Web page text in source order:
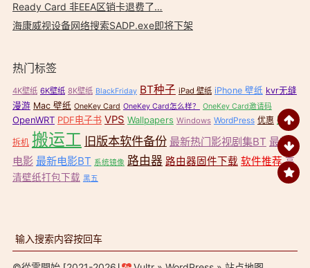
Ready Card 非EEA区销卡退费了…
海康威视设备网络搜索SADP.exe即将下架
热门标签
4K壁纸 6K壁纸 8K壁纸 BlackFriday BT种子 iPad 壁纸 iPhone 壁纸 kvr无缝
漫游 Mac 壁纸 OneKey Card OneKey Card怎么样？ OneKey Card邀请码
OpenWRT PDF电子书 VPS Wallpapers Windows WordPress 优惠 壁纸
拆机 搬运工 旧版本软件备份 最新热门影视剧集BT 最新
电影 最新电影BT 系统镜像 路由器 路由器固件下载 软件推荐 高
清壁纸打包下载 黑五